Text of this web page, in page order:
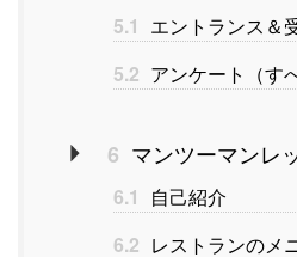
5.1 エントランス＆
5.2 アンケート（す
6 マンツーマンレ
6.1
自己紹介
6.2 レストランのメ